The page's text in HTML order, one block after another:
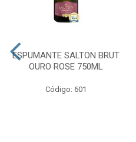
ESPUMANTE SALTON BRUT
OURO ROSE 750ML
Código: 601